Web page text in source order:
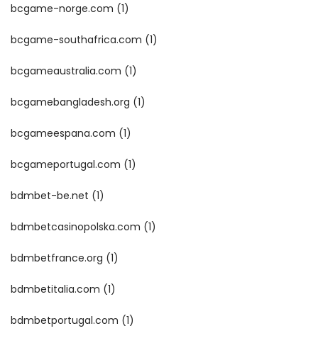
bcgame-norge.com (1)
bcgame-southafrica.com (1)
bcgameaustralia.com (1)
bcgamebangladesh.org (1)
bcgameespana.com (1)
bcgameportugal.com (1)
bdmbet-be.net (1)
bdmbetcasinopolska.com (1)
bdmbetfrance.org (1)
bdmbetitalia.com (1)
bdmbetportugal.com (1)